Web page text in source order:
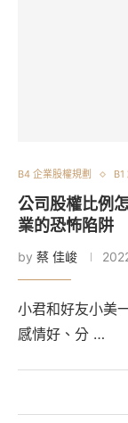
B4 企業股權規劃 B1
公司股權比例
業的恐怖陷阱
by 蔡 佳峻
小君和好友小美
感情好、分 …